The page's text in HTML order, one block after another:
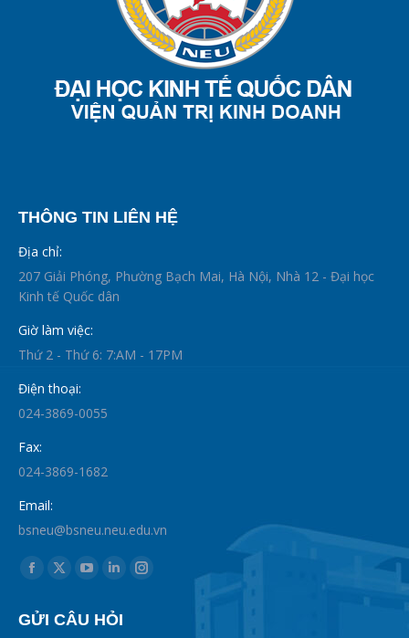
THÔNG TIN LIÊN HỆ
Địa chỉ:
207 Giải Phóng, Phường Bạch Mai, Hà Nội, Nhà 12 - Đại học
Kinh tế Quốc dân
Giờ làm việc:
Thứ 2 - Thứ 6: 7:AM - 17PM
Điện thoại:
024-3869-0055
Fax:
024-3869-1682
Email:
bsneu@bsneu.neu.edu.vn
Find us on:
Facebook
opens
X
opens
YouTube
opens
Linkedin
opens
Instagram
GỬI CÂU HỎI